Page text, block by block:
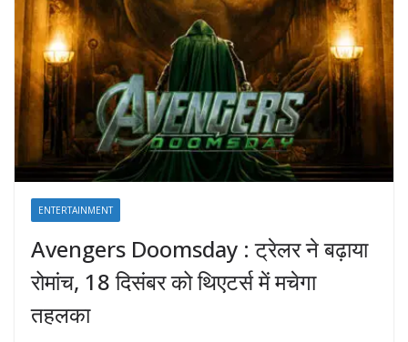
ENTERTAINMENT
Avengers Doomsday : ट्रेलर ने बढ़ाया
रोमांच, 18 दिसंबर को थिएटर्स में मचेगा
तहलका